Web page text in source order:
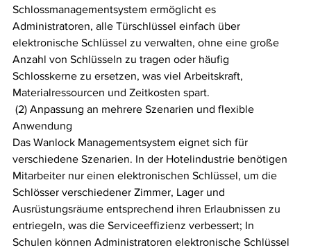
Schlossmanagementsystem ermöglicht es
Administratoren, alle Türschlüssel einfach über
elektronische Schlüssel zu verwalten, ohne eine große
Anzahl von Schlüsseln zu tragen oder häufig
Schlosskerne zu ersetzen, was viel Arbeitskraft,
Materialressourcen und Zeitkosten spart.
Anwendung
Das Wanlock Managementsystem eignet sich für
verschiedene Szenarien. In der Hotelindustrie benötigen
Mitarbeiter nur einen elektronischen Schlüssel, um die
Schlösser verschiedener Zimmer, Lager und
Ausrüstungsräume entsprechend ihren Erlaubnissen zu
entriegeln, was die Serviceeffizienz verbessert; In
Schulen können Administratoren elektronische Schlüssel